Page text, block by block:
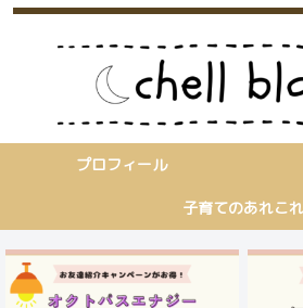
プロフィール
子育てのあれこれ